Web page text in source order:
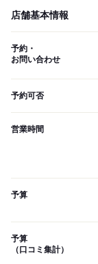
店舗基本情報
予約・
お問い合わせ
予約可否
営業時間
予算
予算
（口コミ集計）